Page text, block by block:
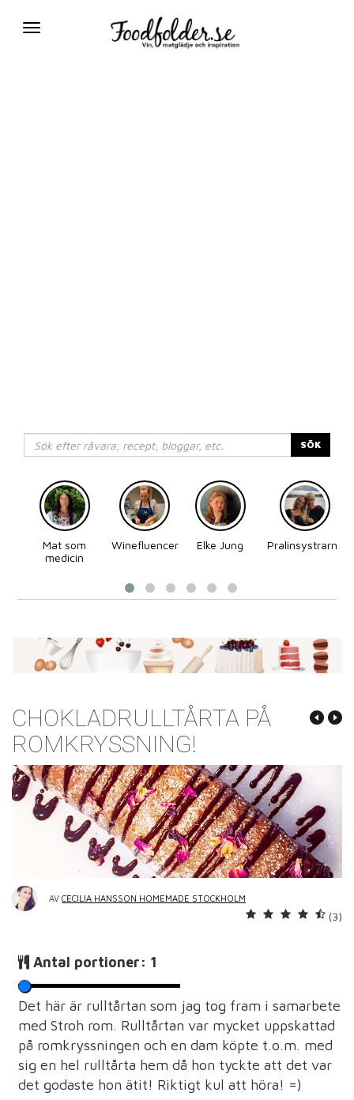
Växla
SÖK
Mat som
medicin
Winefluencer Elke Jung
Pralinsystrarna
CHOKLADRULLTÅRTA PÅ
ROMKRYSSNING!
AV CECILIA HANSSON HOMEMADE STOCKHOLM
(3)
Antal portioner: 1
Det här är rulltårtan som jag tog fram i samarbete
med Stroh rom. Rulltårtan var mycket uppskattad
på romkryssningen och en dam köpte t.o.m. med
sig en hel rulltårta hem då hon tyckte att det var
det godaste hon ätit! Riktigt kul att höra! =)